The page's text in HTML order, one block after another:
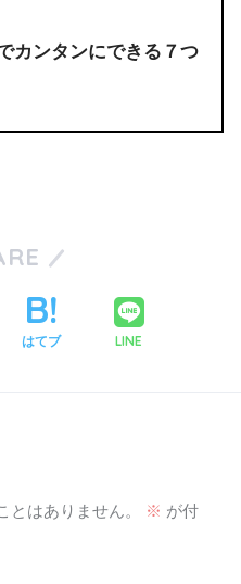
カンタンにできる７つ
はてブ LINE
とはありません。 ※ が付